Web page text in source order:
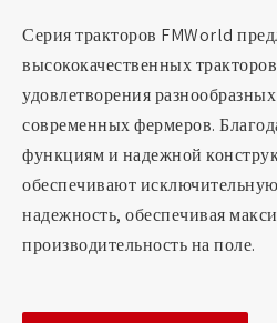
Серия тракторов FMWorld
высококачественных
удовлетворения
современных фермеров.
функциям и надежной
обеспечивают
надежность, обеспечивая
производительность на поле.